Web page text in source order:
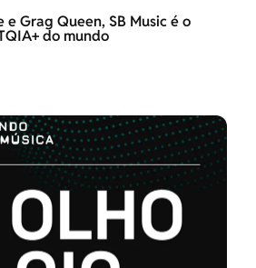
e Grag Queen, SB Music é o
do mundo